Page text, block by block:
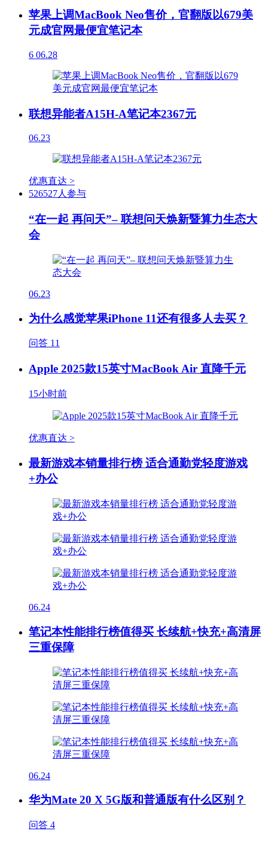
苹果上调MacBook Neo售价，官翻版以679美
元成官网最便宜笔记本
6 06.28
联想异能者A15H-A笔记本2367元
06.23
优惠直达 >
526527人参与
“在一起 再问天”– 联想问天焕新暨算力生态大
会
06.23
为什么感觉苹果iPhone 11还有很多人去买？
问答 11
Apple 2025款15英寸MacBook Air 直降千元
15小时前
优惠直达 >
最新游戏本销量排行榜 适合通勤党轻度游戏
+办公
06.24
笔记本性能排行榜值得买 长续航+快充+高清屏
三重保障
06.24
华为Mate 20 X 5G版和普通版有什么区别？
问答 4